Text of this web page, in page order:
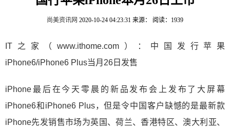
尚美资讯网 2020-10-24 04:23:31 来源： 阅读：1939
IT之家（www.ithome.com）：中国发行苹果
iPhone6/iPhone6 Plus当月26日发售
iPhone最后在今天零晨的新品发布会上发布了大屏幕
iPhone6和iPhone6 Plus，但是令中国客户缺憾的是最新款
iPhone先发销售市场为英国、荷兰、香港特区、澳大利亚、